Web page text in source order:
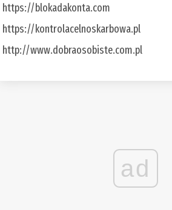
https://blokadakonta.com
https://kontrolacelnoskarbowa.pl
http://www.dobraosobiste.com.pl
ad